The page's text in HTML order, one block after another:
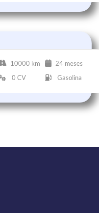
10000 km
24 meses
0 CV
Gasolina